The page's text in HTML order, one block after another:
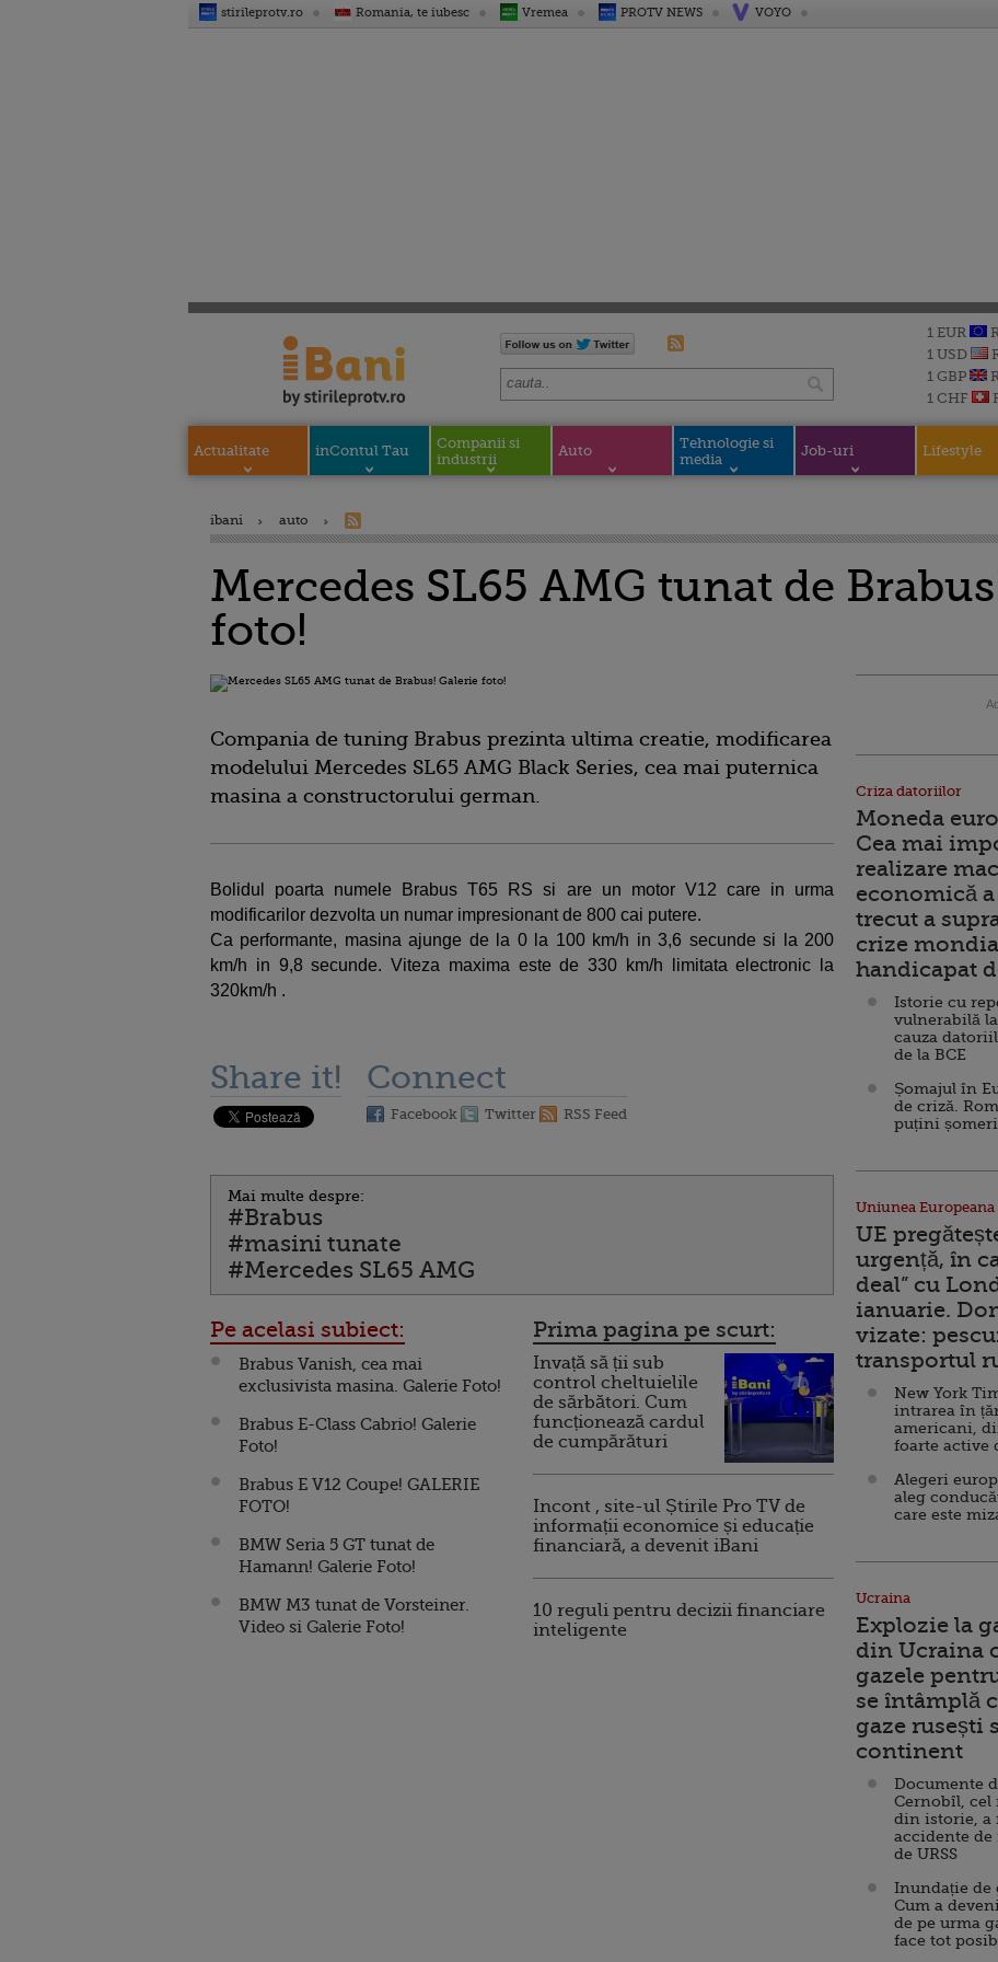
stirileprotv.ro Romania, te iubesc Vremea PROTV NEWS VOYO
1 EUR
1 USD
1 GBP
1 CHF
Actualitate inContul Tau
Companii si
industrii
Auto
Tehnologie si
media
Job-uri Lifestyle
ibani auto
Mercedes SL65 AMG tunat de
foto!
Compania de tuning Brabus prezinta ultima creatie, modificarea
modelului Mercedes SL65 AMG Black Series, cea mai puternica
masina a constructorului german.
Bolidul poarta numele Brabus T65 RS si are un motor V12 care in urma
modificarilor dezvolta un numar impresionant de 800 cai putere.
Ca performante, masina ajunge de la 0 la 100 km/h in 3,6 secunde si la 200
km/h in 9,8 secunde. Viteza maxima este de 330 km/h limitata electronic la
320km/h .
Share it! Connect
Facebook Twitter RSS Feed
Mai multe despre:
#Brabus
#masini tunate
#Mercedes SL65 AMG
Pe acelasi subiect:
Brabus Vanish, cea mai
exclusivista masina. Galerie Foto!
Brabus E-Class Cabrio! Galerie
Foto!
Brabus E V12 Coupe! GALERIE
FOTO!
BMW Seria 5 GT tunat de
Hamann! Galerie Foto!
BMW M3 tunat de Vorsteiner.
Video si Galerie Foto!
Prima pagina pe scurt:
Invață să ții sub
control cheltuielile
de sărbători. Cum
funcționează cardul
de cumpărături
Incont , site-ul Știrile Pro TV de
informații economice și educație
financiară, a devenit iBani
10 reguli pentru decizii financiare
inteligente
Criza datoriilor
Moneda
Cea mai
realizare
economică
trecut a
crize
handicapat
Istorie cu
vulnerabilă
cauza
de la BCE
Șomajul în
de criză.
puțini șomeri
Uniunea Europeana
UE
urgență, în
deal” cu
ianuarie.
vizate:
transportul
New York
intrarea în
americani,
foarte active
Alegeri
aleg
care este
Ucraina
Explozie la
din Ucraina
gazele
se întâmplă
gaze rusești
continent
Documente
Cernobîl, cel
din istorie, a
accidente de
de URSS
Inundație de
Cum a
de pe urma
face tot